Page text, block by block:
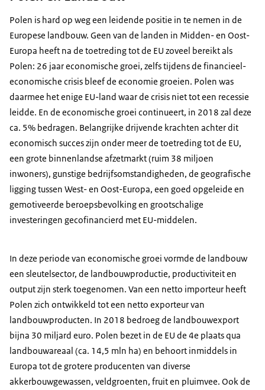
Polen is hard op weg een leidende positie in te nemen in de
Europese landbouw. Geen van de landen in Midden- en Oost-
Europa heeft na de toetreding tot de EU zoveel bereikt als
Polen: 26 jaar economische groei, zelfs tijdens de financieel-
economische crisis bleef de economie groeien. Polen was
daarmee het enige EU-land waar de crisis niet tot een recessie
leidde. En de economische groei continueert, in 2018 zal deze
ca. 5% bedragen. Belangrijke drijvende krachten achter dit
economisch succes zijn onder meer de ​​toetreding tot de EU,
een grote binnenlandse afzetmarkt (ruim 38 miljoen
inwoners), gunstige bedrijfsomstandigheden, de geografische
ligging tussen West- en Oost-Europa, een goed opgeleide en
gemotiveerde beroepsbevolking en grootschalige
investeringen gecofinancierd met EU-middelen.
In deze periode van economische groei vormde de landbouw
een sleutelsector, de landbouwproductie, productiviteit en
output zijn sterk toegenomen. Van een netto importeur heeft
Polen zich ontwikkeld tot een netto exporteur van
landbouwproducten. In 2018 bedroeg de landbouwexport
bijna 30 miljard euro. Polen bezet in de EU de 4e plaats qua
landbouwareaal (ca. 14,5 mln ha) en behoort inmiddels in
Europa tot de grotere producenten van diverse
akkerbouwgewassen, veldgroenten, fruit en pluimvee. Ook de